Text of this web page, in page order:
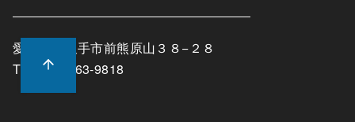
愛知県長久手市前熊原山３８−２８
TEL:0561-63-9818